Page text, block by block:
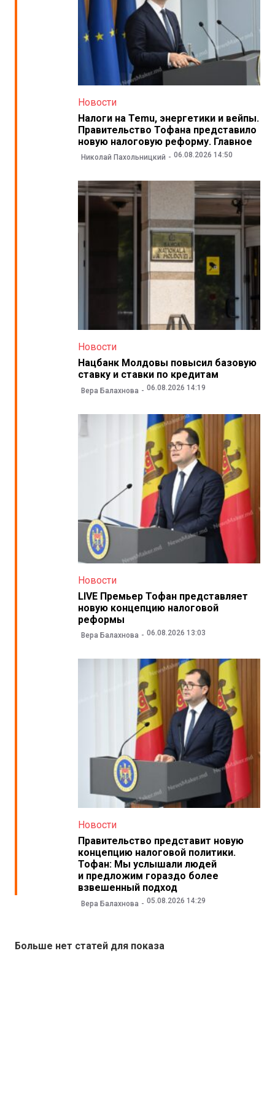
Новости
Налоги на Temu, энергетики и вейпы.
Правительство Тофана представило
новую налоговую реформу. Главное
Николай Пахольницкий 06.08.2026 14:50
Новости
Нацбанк Молдовы повысил базовую
ставку и ставки по кредитам
Вера Балахнова 06.08.2026 14:19
Новости
LIVE Премьер Тофан представляет
новую концепцию налоговой
реформы
Вера Балахнова 06.08.2026 13:03
Новости
Правительство представит новую
концепцию налоговой политики.
Тофан: Мы услышали людей
и предложим гораздо более
взвешенный подход
Вера Балахнова 05.08.2026 14:29
Больше нет статей для показа